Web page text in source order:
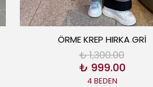
ÖRME KREP HIRKA GRİ
₺ 1,300.00
₺ 999.00
4 BEDEN